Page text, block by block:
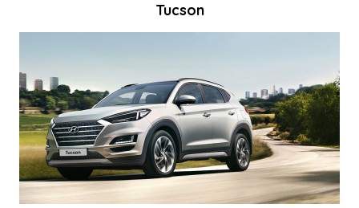
Tucson